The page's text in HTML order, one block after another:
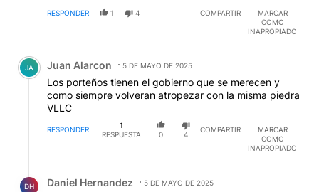
RESPONDER 1 4 COMPARTIR
MARCAR
COMO
INAPROPIADO
Comentario de Juan Alarcon.
JA Juan Alarcon 5 DE MAYO DE 2025
Los porteños tienen el gobierno que se merecen y
como siempre volveran atropezar con la misma piedra
VLLC
RESPONDER
1
RESPUESTA
0 4
COMPARTIR
MARCAR
COMO
INAPROPIADO
DH Daniel Hernandez
5 DE MAYO DE 2025